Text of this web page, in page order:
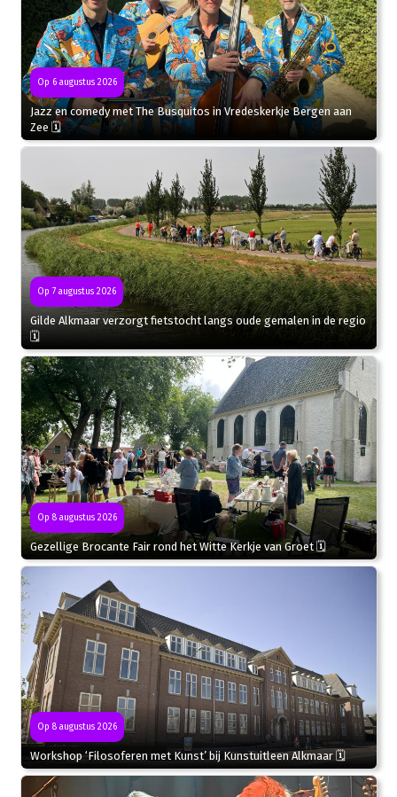
Op 6 augustus 2026
Jazz en comedy met The Busquitos in Vredeskerkje Bergen aan
Zee 🗓
Op 7 augustus 2026
Gilde Alkmaar verzorgt fietstocht langs oude gemalen in de regio
🗓
Op 8 augustus 2026
Gezellige Brocante Fair rond het Witte Kerkje van Groet 🗓
Op 8 augustus 2026
Workshop ‘Filosoferen met Kunst’ bij Kunstuitleen Alkmaar 🗓